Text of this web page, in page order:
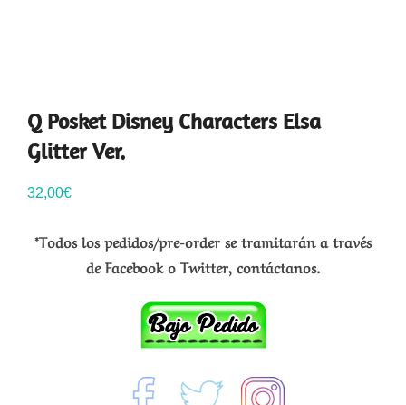
Q Posket Disney Characters Elsa
Glitter Ver.
32,00€
*Todos los pedidos/pre-order se tramitarán a través
de Facebook o Twitter, contáctanos.